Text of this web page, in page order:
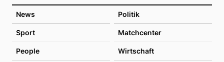
News Politik
Sport Matchcenter
People Wirtschaft